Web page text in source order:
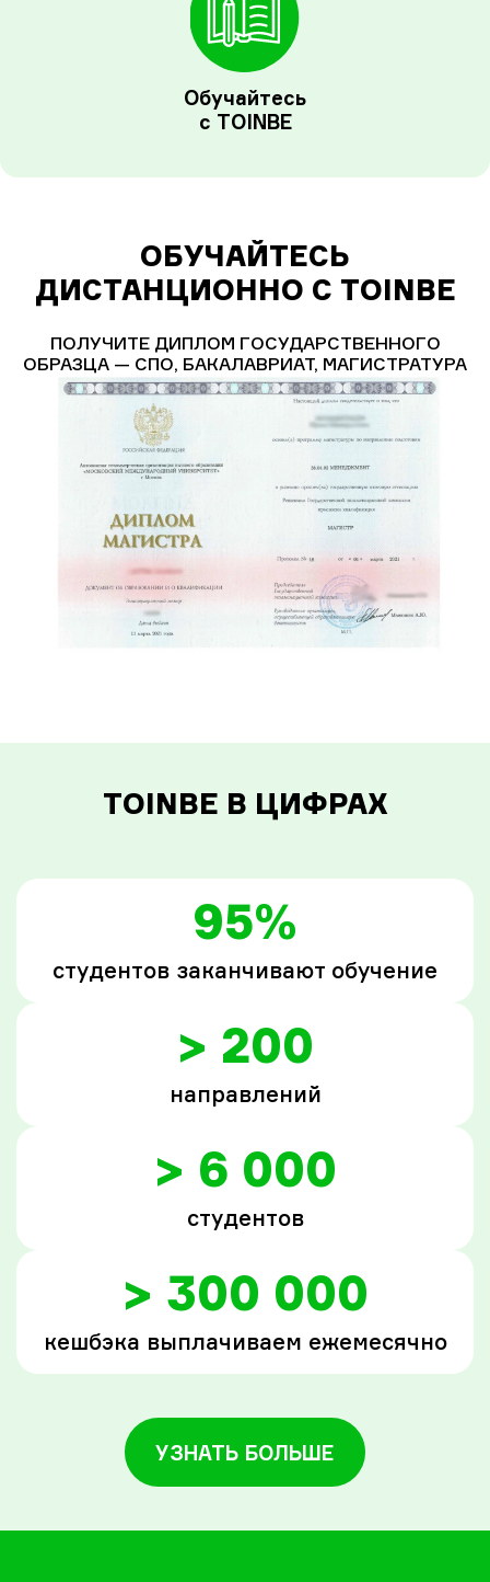
Обучайтесь
с TOINBE
ОБУЧАЙТЕСЬ
ДИСТАНЦИОННО С TOINBE
ПОЛУЧИТЕ ДИПЛОМ ГОСУДАРСТВЕННОГО
ОБРАЗЦА — СПО, БАКАЛАВРИАТ, МАГИСТРАТУРА
TOINBE В ЦИФРАХ
95%
студентов заканчивают обучение
> 200
направлений
> 6 000
студентов
> 300 000
кешбэка выплачиваем ежемесячно
УЗНАТЬ БОЛЬШЕ